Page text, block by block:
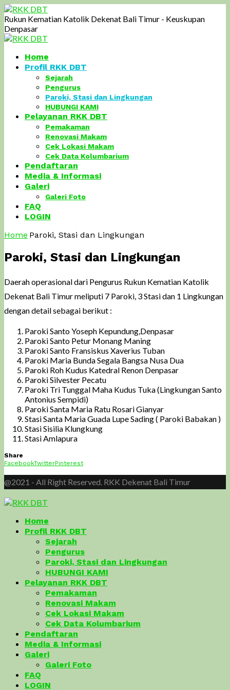
Rukun Kematian Katolik Dekenat Bali Timur - Keuskupan
Denpasar
Home
Profil RKK DBT
Sejarah
Pengurus
Paroki, Stasi dan Lingkungan
HUBUNGI KAMI
Pelayanan RKK DBT
Pemakaman
Renovasi Makam
Cek Lokasi Makam
Cek Data Kolumbarium
Pendaftaran
Media & Informasi
Galeri
Galeri Foto
FAQ
LOGIN
Home Paroki, Stasi dan Lingkungan
Paroki, Stasi dan Lingkungan
Daerah operasional dari Pengurus Rukun Kematian Katolik
Dekenat Bali Timur meliputi 7 Paroki, 3 Stasi dan 1 Lingkungan
dengan detail sebagai berikut :
Paroki Santo Yoseph Kepundung,Denpasar
Paroki Santo Petur Monang Maning
Paroki Santo Fransiskus Xaverius Tuban
Paroki Maria Bunda Segala Bangsa Nusa Dua
Paroki Roh Kudus Katedral Renon Denpasar
Paroki Silvester Pecatu
Paroki Tri Tunggal Maha Kudus Tuka (Lingkungan Santo
Antonius Sempidi)
Paroki Santa Maria Ratu Rosari Gianyar
Stasi Santa Maria Guada Lupe Sading ( Paroki Babakan )
Stasi Sisilia Klungkung
Stasi Amlapura
Share
FacebookTwitterPinterest
@2021 - All Right Reserved. RKK Dekenat Bali Timur
Home
Profil RKK DBT
Sejarah
Pengurus
Paroki, Stasi dan Lingkungan
HUBUNGI KAMI
Pelayanan RKK DBT
Pemakaman
Renovasi Makam
Cek Lokasi Makam
Cek Data Kolumbarium
Pendaftaran
Media & Informasi
Galeri
Galeri Foto
FAQ
LOGIN